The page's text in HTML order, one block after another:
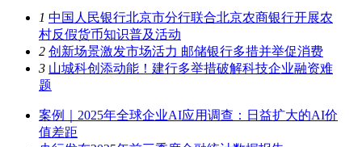
1 中国人民银行北京市分行联合北京农商银行开展农
村反假货币知识普及活动
2 创新场景激发市场活力 邮储银行多措并举促消费
3 山城科创添动能！建行多举措破解科技企业融资难
题
案例｜2025年全球企业AI应用调查：日益扩大的AI价
值差距